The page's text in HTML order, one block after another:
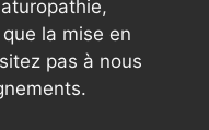
la mise en
pas à nous